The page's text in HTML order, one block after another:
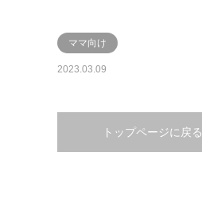
ママ向け
2023.03.09
トップページに戻る